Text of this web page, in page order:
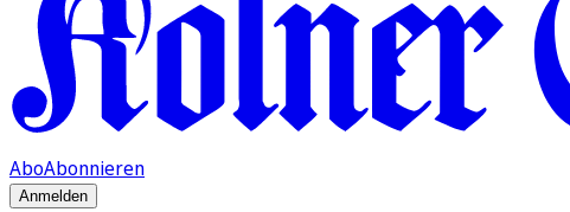
AboAbonnieren
Anmelden